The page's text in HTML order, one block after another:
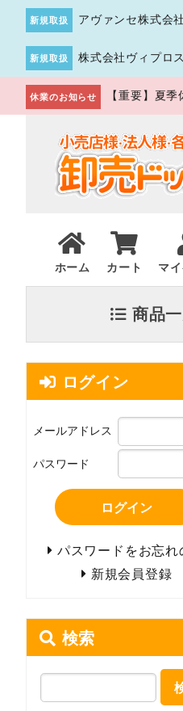
新規取扱 アヴァンセ株式会
新規取扱 株式会社ヴィプロ
休業のお知らせ 【重要】夏
ホーム カート マ
商品
ログイン
メールアドレス
パスワード
ログイン
パスワードをお忘れ
新規会員登録
検索